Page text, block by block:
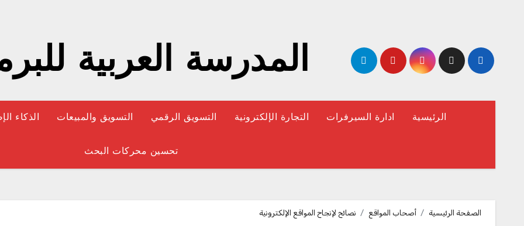
المدرسة العربية
الرئيسية ادارة السيرفرات التجارة الإلكترونية التسويق الرقمي التسويق والمبيعات الذكاء
تحسين محركات البحث
الصفحة الرئيسية أصحاب المواقع نصائح لإنجاح المواقع الإلكترونية